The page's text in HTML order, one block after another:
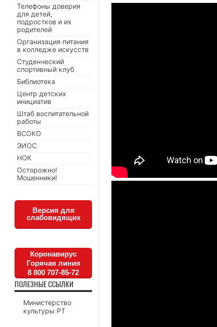
Телефоны доверия
для детей,
подростков и их
родителей
Организация питания
в колледже искусств
Студенческий
спортивный клуб
Библиотека
Центр детских
инициатив
Штаб воспитательной
работы
ВСОКО
ЭИОС
НОК
Осторожно!
Мошенники!
Версия для
слабовидящих
Коронавирус
Горячая линия
8 800 707-85-72
ПОЛЕЗНЫЕ ССЫЛКИ
Министерство
культуры РТ